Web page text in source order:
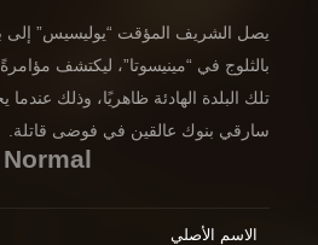
يصل الشريف المؤقت “يوليسيس” إلى
بالثلوج في “مينيسوتا”، ليكتشف
تلك البلدة الهادئة ظاهريًا، وذلك
سارقي بنوك عالقين في فوضى قاتلة.
Normal
الاسم الأصلي